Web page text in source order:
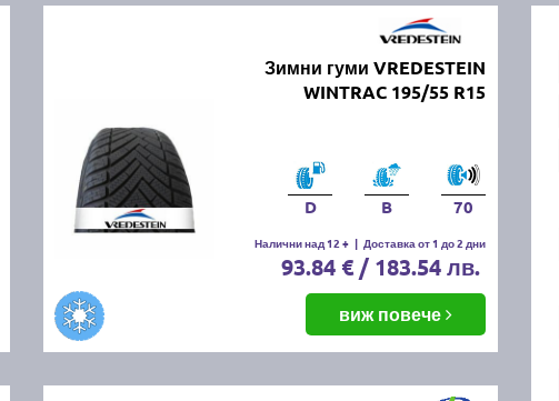
Зимни гуми VREDESTEIN
WINTRAC 195/55 R15
D B 70
Налични над 12 + | Доставка от 1 до 2 дни
93.84 € / 183.54 лв.
виж повече